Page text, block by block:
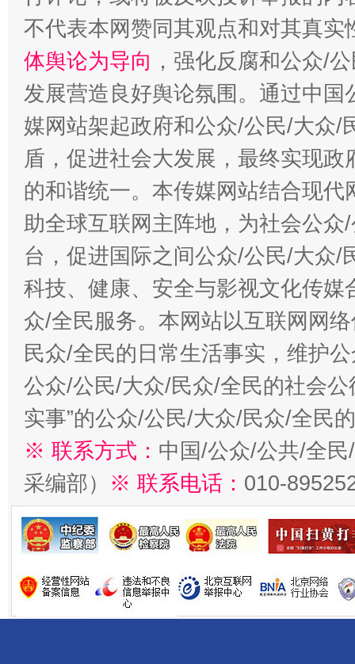
“蜀中异人”王建安的艺术幻境
不代表本网赞同其观点和对其真实
体舆论为导向 ，强化反腐和公众/
发展营造良好舆论氛围。通过中
媒网站架起政府和公众/公民/大众/
盾，促进社会大发展，最终实现
的和谐统一。本传媒网站结合现
助全球互联网主阵地，为社会公
台，促进国际之间公众/公民/大众/
科技、健康、安全与影视文化传
众/全民服务。本网站以互联网网
民众/全民的日常生活事实，维护
公众/公民/大众/民众/全民的社会公
实事”的公众/公民/大众/民众/全民
※ 联系方式： 中国/公众/公共/全
采编部） ※ 联系电话： 010-